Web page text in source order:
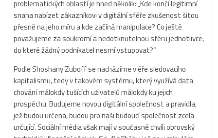
problematických oblastí je hned několik: „Kde končí legitimní
snaha nabízet zákazníkovi v digitální sféře zkušenost šitou
přesně na jeho míru a kde začíná manipulace? Co ještě
považujeme za soukromí a nedotknutelnou sféru jednotlivce,
do které žádný podnikatel nesmí vstupovat?“
Podle Shoshany Zuboff se nacházíme v éře sledovacího
kapitalismu, tedy v takovém systému, který využívá data
chování málokdy tušících uživatelů málokdy ku jejich
prospěchu. Budujeme novou digitální společnost a pravidla,
jež budou určena, budou pro naši budoucí společnost zcela
určující. Sociální média však mají v současné chvíli obrovský